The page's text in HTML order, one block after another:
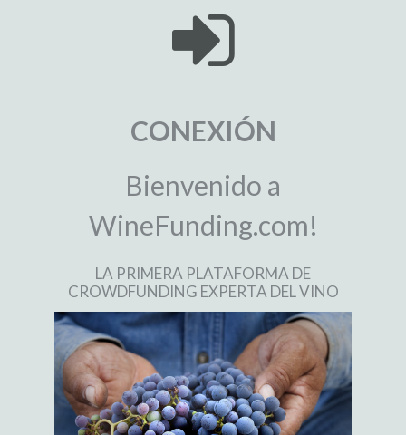
CONEXIÓN
Bienvenido a
WineFunding.com!
LA PRIMERA PLATAFORMA DE
CROWDFUNDING EXPERTA DEL VINO